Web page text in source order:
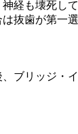
経も壊死
抜歯が第一選
リッジ・